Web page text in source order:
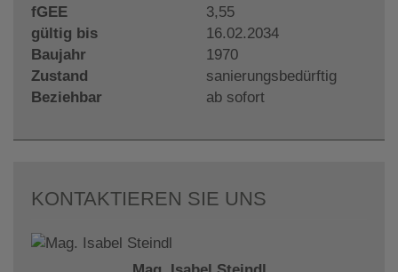
fGEE
3,55
gültig bis
16.02.2034
Baujahr
1970
Zustand
sanierungsbedürftig
Beziehbar
ab sofort
KONTAKTIEREN SIE UNS